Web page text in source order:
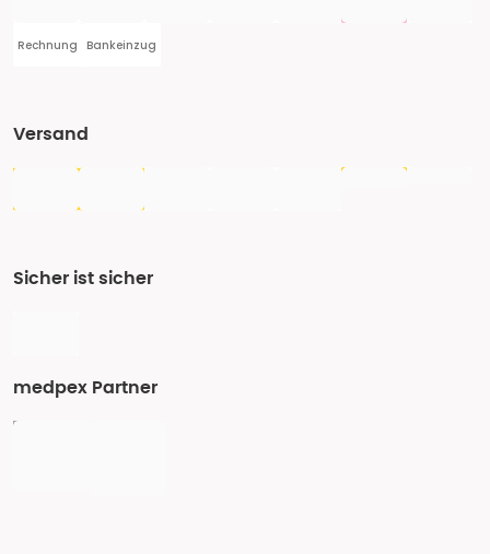
Rechnung Bankeinzug
Versand
Sicher ist sicher
medpex Partner